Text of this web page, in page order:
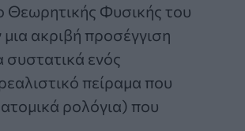
Θεωρητικής Φυσικής του
ακριβή προσέγγιση
συστατικά ενός
πείραμα που
ρολόγια) που